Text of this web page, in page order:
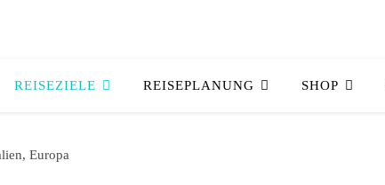
REISEZIELE REISEPLANUNG SHOP